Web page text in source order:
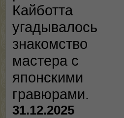
Кайботта
угадывалось
знакомство
мастера с
японскими
гравюрами.
31.12.2025